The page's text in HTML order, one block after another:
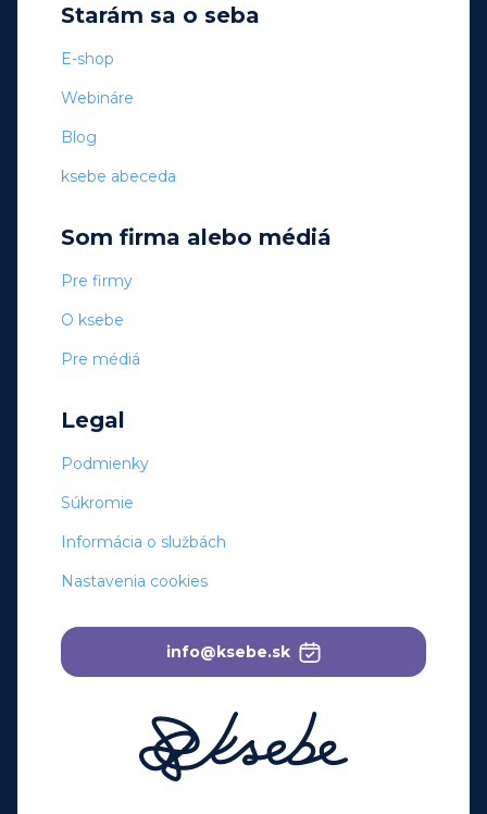
Starám sa o seba
E-shop
Webináre
Blog
ksebe abeceda
Som firma alebo médiá
Pre firmy
O ksebe
Pre médiá
Legal
Podmienky
Súkromie
Informácia o službách
Nastavenia cookies
info@ksebe.sk